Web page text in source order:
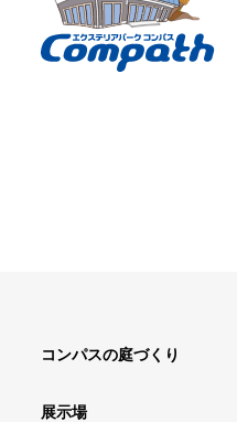
コンパスの庭づくり
展示場